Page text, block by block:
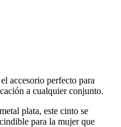
accesorio perfecto para
a cualquier conjunto.
plata, este cinto se
para la mujer que